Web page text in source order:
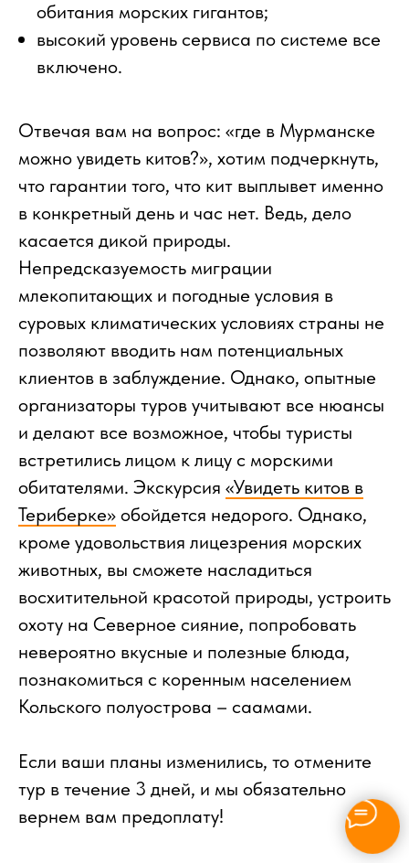
обитания морских гигантов;
высокий уровень сервиса по системе все
включено.
Отвечая вам на вопрос: «где в Мурманске
можно увидеть китов?», хотим подчеркнуть,
что гарантии того, что кит выплывет именно
в конкретный день и час нет. Ведь, дело
касается дикой природы.
Непредсказуемость миграции
млекопитающих и погодные условия в
суровых климатических условиях страны не
позволяют вводить нам потенциальных
клиентов в заблуждение. Однако, опытные
организаторы туров учитывают все нюансы
и делают все возможное, чтобы туристы
встретились лицом к лицу с морскими
обитателями. Экскурсия «Увидеть китов в
Териберке» обойдется недорого. Однако,
кроме удовольствия лицезрения морских
животных, вы сможете насладиться
восхитительной красотой природы, устроить
охоту на Северное сияние, попробовать
невероятно вкусные и полезные блюда,
познакомиться с коренным населением
Кольского полуострова – саамами.
Если ваши планы изменились, то отмените
тур в течение 3 дней, и мы обязательно
вернем вам предоплату!